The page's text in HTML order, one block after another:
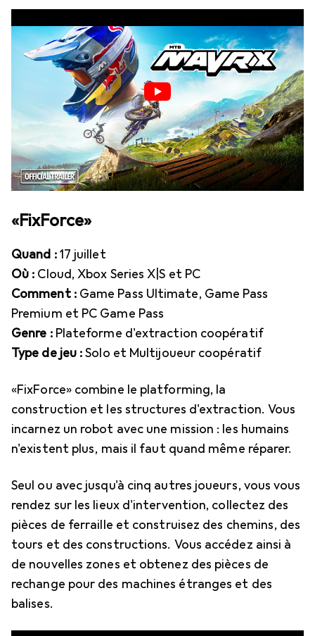
«FixForce»
Quand :17 juillet
Où : Cloud, Xbox Series X|S et PC
Comment :Game Pass Ultimate, Game Pass
Premium et PC Game Pass
Genre :Plateforme d'extraction coopératif
Type de jeu :Solo et Multijoueur coopératif
«FixForce» combine le platforming, la
construction et les structures d'extraction. Vous
incarnez un robot avec une mission : les humains
n'existent plus, mais il faut quand même réparer.
Seul ou avec jusqu'à cinq autres joueurs, vous vous
rendez sur les lieux d'intervention, collectez des
pièces de ferraille et construisez des chemins, des
tours et des constructions. Vous accédez ainsi à
de nouvelles zones et obtenez des pièces de
rechange pour des machines étranges et des
balises.